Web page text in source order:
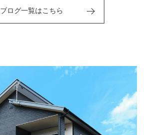
ブログ一覧はこちら